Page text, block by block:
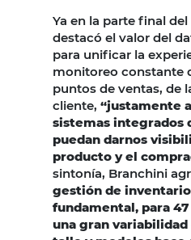
Ya en la parte final
destacó el valor del
para unificar la
monitoreo constante
puntos de ventas, de
cliente, “justamente
sistemas integrados
puedan darnos
producto y el
sintonía, Branchini
gestión de
fundamental, para
una gran